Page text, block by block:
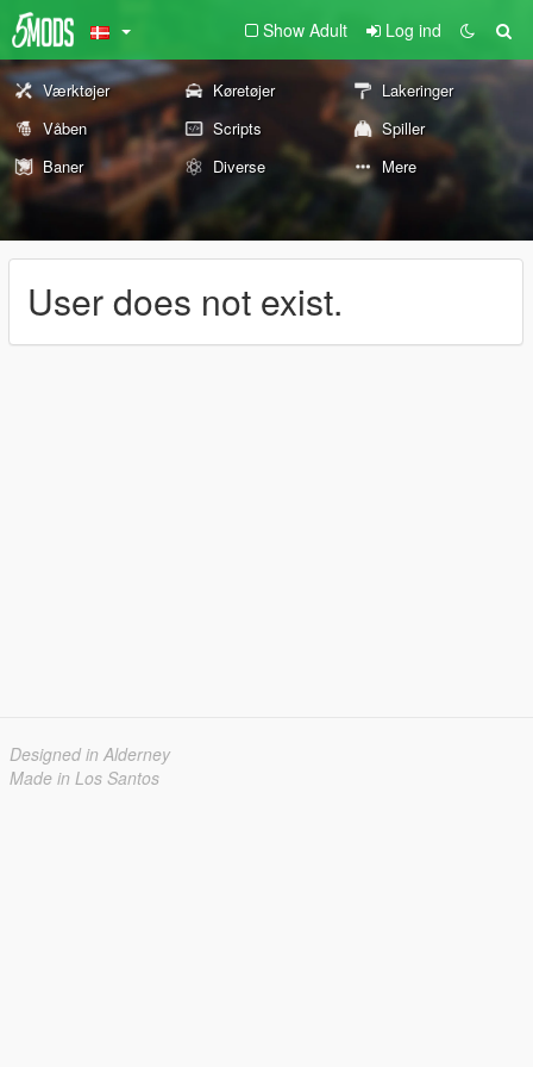
Show Adult Log ind
Værktøjer Køretøjer
Lakeringer
Våben
Scripts
Spiller
Baner
Diverse Mere
User does not exist.
Designed in Alderney
Made in Los Santos